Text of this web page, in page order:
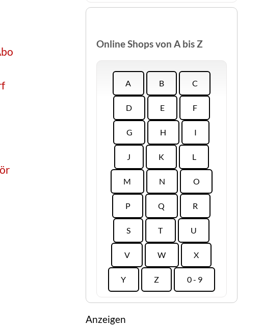
Online Shops von A bis Z
A B C
D E F
G H I
J K L
M N O
P Q R
S T U
V W X
Y Z 0 - 9
Anzeigen